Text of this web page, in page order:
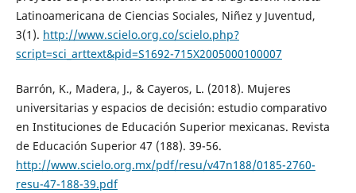
Latinoamericana de Ciencias Sociales, Niñez y Juventud,
3(1). http://www.scielo.org.co/scielo.php?
script=sci_arttext&pid=S1692-715X2005000100007
Barrón, K., Madera, J., & Cayeros, L. (2018). Mujeres
universitarias y espacios de decisión: estudio comparativo
en Instituciones de Educación Superior mexicanas. Revista
de Educación Superior 47 (188). 39-56.
http://www.scielo.org.mx/pdf/resu/v47n188/0185-2760-
resu-47-188-39.pdf